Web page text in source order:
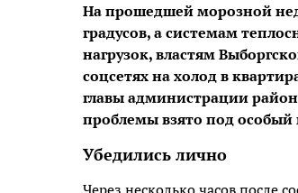
На прошедшей морозной
градусов, а системам
нагрузок, властям
соцсетях на холод в
главы администрации
проблемы взято под особый
Убедились лично